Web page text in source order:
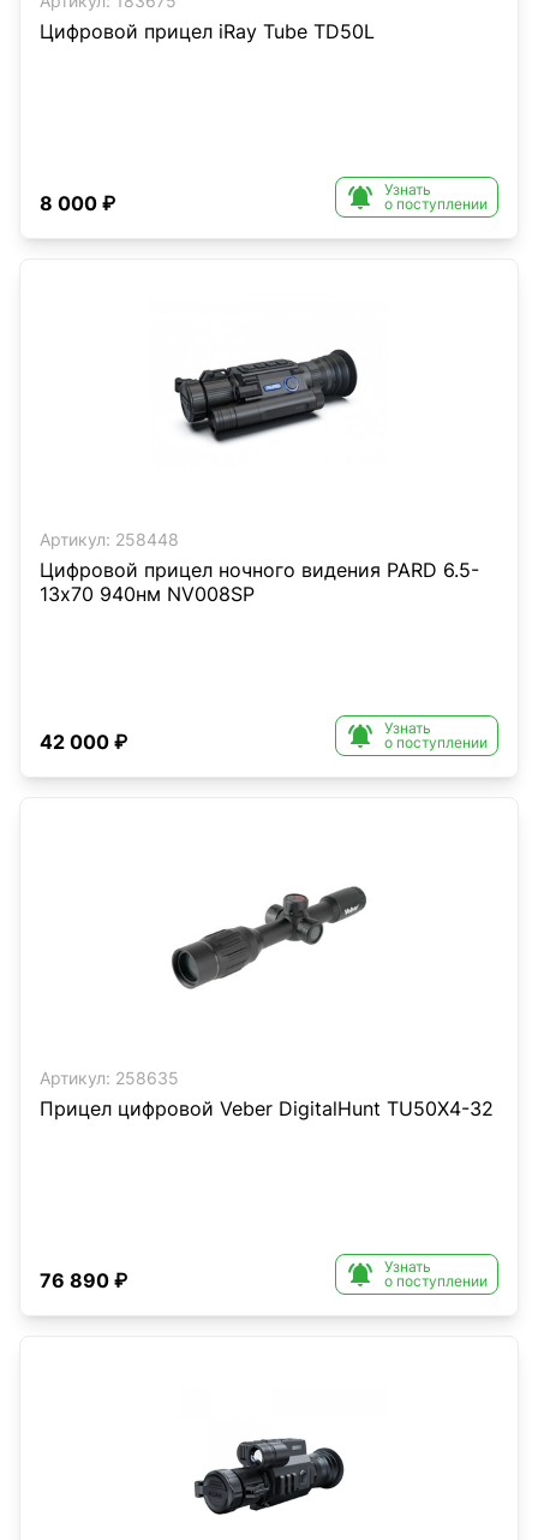
Цифровой прицел iRay Tube TD50L
8 000 ₽ 
Узнать
о поступлении
Артикул: 258448
Цифровой прицел ночного видения PARD 6.5-
13х70 940нм NV008SP
42 000 ₽ 
Узнать
о поступлении
Артикул: 258635
Прицел цифровой Veber DigitalHunt TU50X4-32
76 890 ₽ 
Узнать
о поступлении